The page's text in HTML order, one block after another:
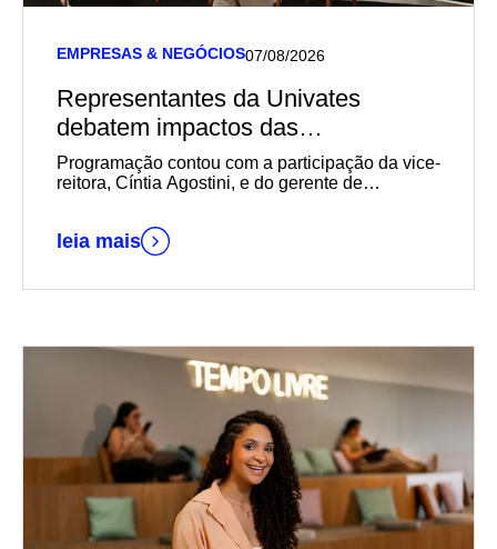
EMPRESAS & NEGÓCIOS07/08/2026
Representantes da Univates
debatem impactos das
transformações sociais,
econômicas e geracionais na
almoço da Acil
Programação contou com a participação da vice-
reitora, Cíntia Agostini, e do gerente de
instituição, Daniel Wallerius
leia mais